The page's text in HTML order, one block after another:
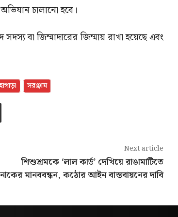
চালানো হবে।
বা জিম্মাদারের জিম্মায় রাখা হয়েছে এবং
সরঞ্জাম
Next article
শিশুশ্রমকে ‘লাল কার্ড’ দেখিয়ে রাঙামাটিতে
মানববন্ধন, কঠোর আইন বাস্তবায়নের দাবি